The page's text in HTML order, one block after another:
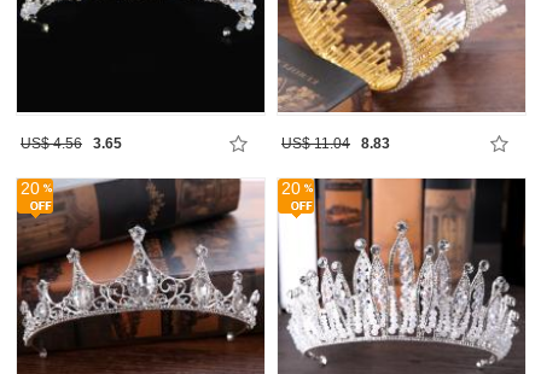
US$ 4.56 3.65 US$ 11.04 8.83
20 20